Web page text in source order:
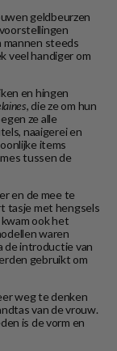
geldbeurzen
mannen steeds
veel handiger om
en hingen
, die ze om hun
ze alle
naaigerei en
items
tussen de
en de mee te
tasje met hengsels
ook het
waren
de introductie van
gebruikt om
weg te denken
van de vrouw.
is de vorm en